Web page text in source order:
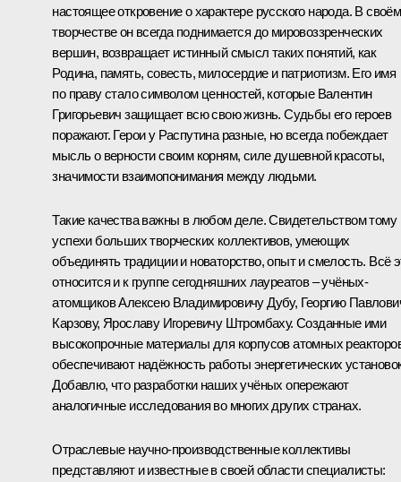
настоящее откровение о характере русского народа. В своём
творчестве он всегда поднимается до мировоззренческих
вершин, возвращает истинный смысл таких понятий, как
Родина, память, совесть, милосердие и патриотизм. Его имя
по праву стало символом ценностей, которые Валентин
Григорьевич защищает всю свою жизнь. Судьбы его героев
поражают. Герои у Распутина разные, но всегда побеждает
мысль о верности своим корням, силе душевной красоты,
значимости взаимопонимания между людьми.
Такие качества важны в любом деле. Свидетельством тому
успехи больших творческих коллективов, умеющих
объединять традиции и новаторство, опыт и смелость. Всё
относится и к группе сегодняшних лауреатов – учёных-
атомщиков Алексею Владимировичу Дубу, Георгию
Карзову, Ярославу Игоревичу Штромбаху. Созданные ими
высокопрочные материалы для корпусов атомных
обеспечивают надёжность работы энергетических
Добавлю, что разработки наших учёных опережают
аналогичные исследования во многих других странах.
Отраслевые научно-производственные коллективы
представляют и известные в своей области специалисты: